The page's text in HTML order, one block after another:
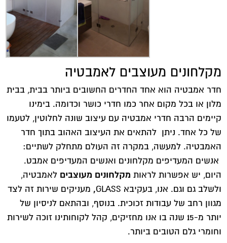
מקלחונים מעוצבים לאמבטיה
חדר אמבטיה הוא אחד החדרים החשובים ביותר בבית, בבית
מלון או בכל מקום אחר כמו חדרי כושר וכדומה. בימינו
קיימים הרבה חדרי אמבטיה עם עיצוב שונה לחלוטין, לטעמו
של כל אחד. ניתן להתאים את העיצוב האהוב בתוך חדר
האמבטיה. למעשה, במקרה זה העולם מתחלק לשתיים:
אנשים המעדיפים מקלחונים ואנשים המעדיפים אמבט.
היום, יש אפשרות לראות מקלחונים מעוצבים לאמבטיה,
ולשלב גם וגם. אנו, בעקיבא GLASS
, מעניקים שירות זה לצד
מגוון רחב של עבודות זכוכית. בנוסף, ובהתאם לניסיון של
יותר מ-15 שנה בו אנו מחזיקים, קהל לקוחותינו זוכה לשירות
וחומרי גלם הטובים ביותר.